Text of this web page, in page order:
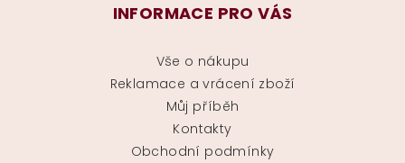
INFORMACE PRO VÁS
Vše o nákupu
Reklamace a vrácení zboží
Můj příběh
Kontakty
Obchodní podmínky